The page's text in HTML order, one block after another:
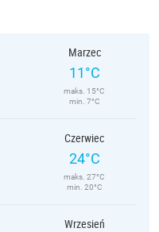
Marzec
11°C
maks. 15°C
min. 7°C
Czerwiec
24°C
maks. 27°C
min. 20°C
Wrzesień